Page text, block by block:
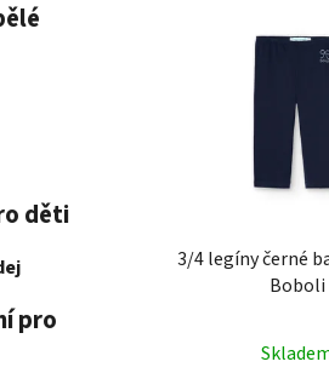
děti
pro
3/4 legíny černé barvy, holka,
Boboli